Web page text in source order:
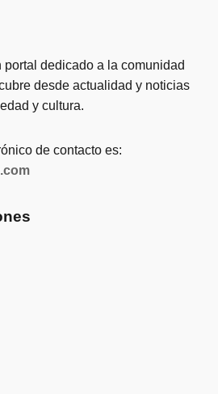
portal dedicado a la comunidad
desde actualidad y noticias
y cultura.
de contacto es: